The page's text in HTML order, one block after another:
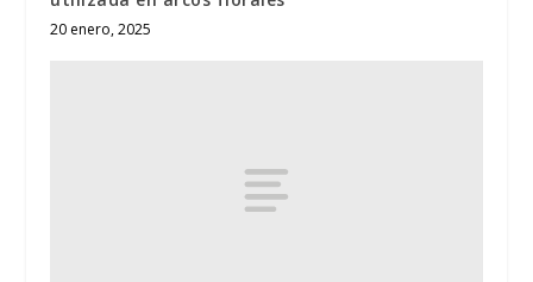
20 enero, 2025